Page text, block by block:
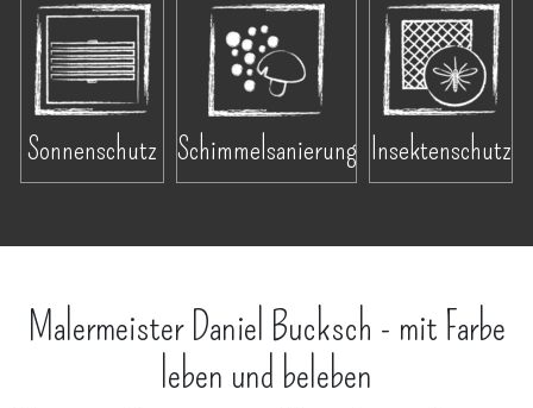
Sonnenschutz Schimmelsanierung Insektenschutz
Malermeister Daniel Bucksch - mit Farbe
leben und beleben